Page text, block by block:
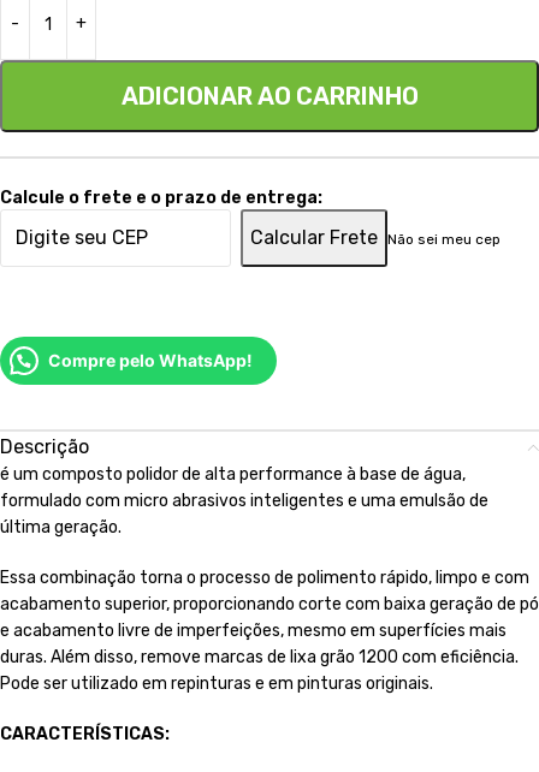
ADICIONAR AO CARRINHO
Calcule o frete e o prazo de entrega:
Calcular Frete Não sei meu cep
Compre pelo WhatsApp!
Descrição
é um composto polidor de alta performance à base de água,
formulado com micro abrasivos inteligentes e uma emulsão de
última geração.
Essa combinação torna o processo de polimento rápido, limpo e com
acabamento superior, proporcionando corte com baixa geração de pó
e acabamento livre de imperfeições, mesmo em superfícies mais
duras. Além disso, remove marcas de lixa grão 1200 com eficiência.
Pode ser utilizado em repinturas e em pinturas originais.
CARACTERÍSTICAS: